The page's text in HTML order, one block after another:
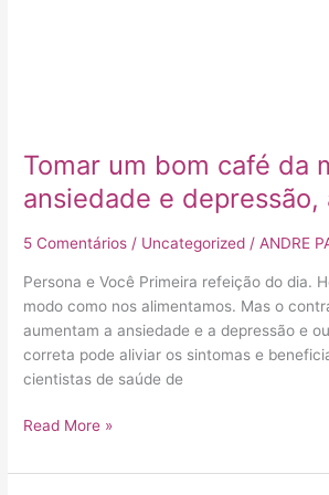
Tomar um bom café da
ansiedade e
5 Comentários / Uncategorized /ANDRE
Persona e Você Primeira refeição do dia.
modo como nos alimentamos. Mas o
aumentam a ansiedade e a depressão e
correta pode aliviar os sintomas e
cientistas de saúde de
Read More »